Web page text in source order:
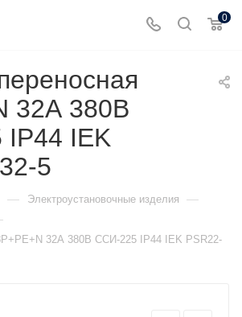
0
32А 380В
IEK
5
— Электроустановочные изделия —
32А 380В ССИ-225 IP44 IEK PSR22-